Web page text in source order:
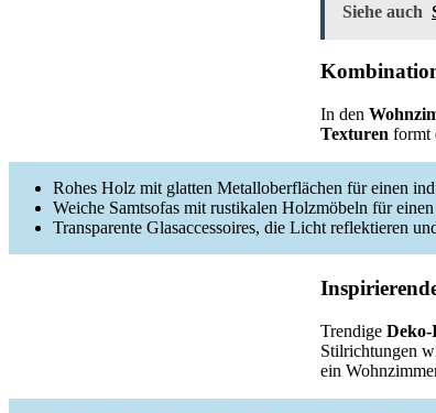
Siehe auch
In den
Texturen formt
Rohes Holz mit glatten Metalloberflächen für einen
Weiche Samtsofas mit rustikalen Holzmöbeln für
Transparente Glasaccessoires, die Licht reflektieren
Trendige Deko-
Stilrichtungen
ein